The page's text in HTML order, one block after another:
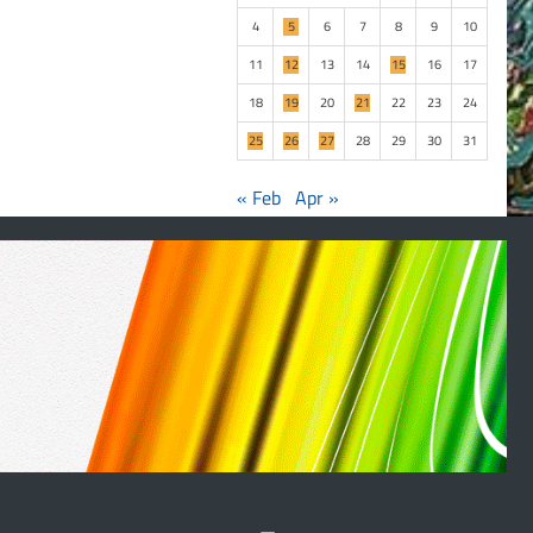
4
5 6 7 8 9
10
11
12 13 14 15 16
17
18
19 20 21 22 23
24
25
26 27 28 29 30 31
« Feb Apr »